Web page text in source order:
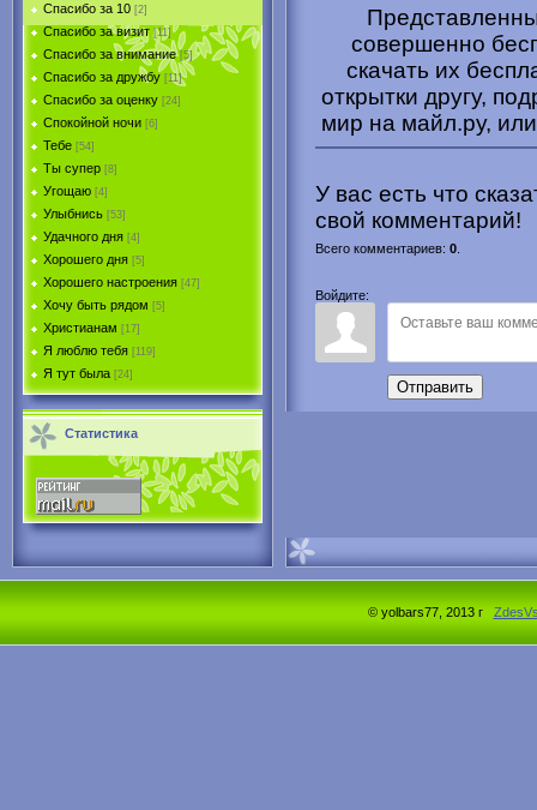
Спасибо за 10 [2]
Спасибо за визит [11]
Спасибо за внимание [5]
Спасибо за дружбу [11]
Спасибо за оценку [24]
Спокойной ночи [6]
Тебе [54]
Ты супер [8]
Угощаю [4]
Улыбнись [53]
Удачного дня [4]
Хорошего дня [5]
Хорошего настроения [47]
Хочу быть рядом [5]
Христианам [17]
Я люблю тебя [119]
Я тут была [24]
Статистика
совершенно
скачать их
открытки другу,
мир на майл.ру,
У вас есть что
свой комментарий!
Всего комментариев: 0
Войдите:
Отправить
© yolbars77, 2013 г